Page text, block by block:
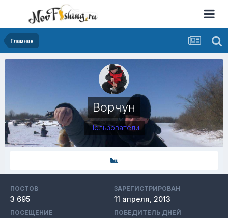
Главная
Ворчун
Пользователи
ПОСТОВ
3 695
ЗАРЕГИСТРИРОВАН
11 апреля, 2013
ПОСЕЩЕНИЕ ПОБЕДИТЕЛЬ ДНЕЙ